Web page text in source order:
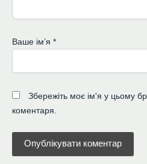
Ваше імʼя *
Збережіть моє ім'я у цьому
коментаря.